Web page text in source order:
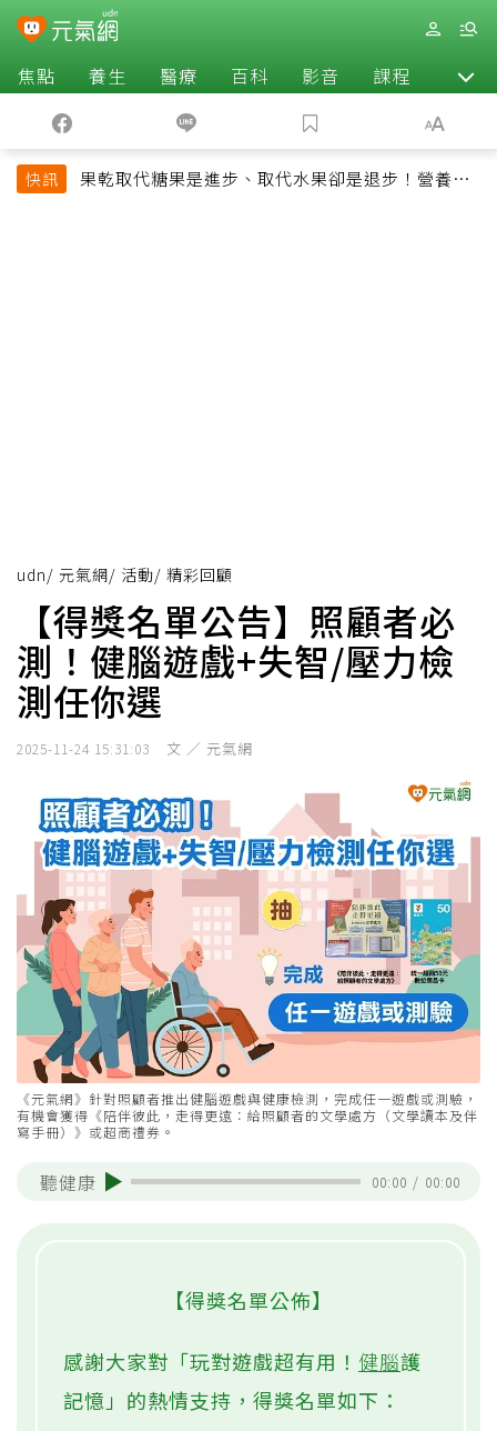
焦點 養生 醫療 百科 影音 課程 退休
快訊
果乾取代糖果是進步、取代水果卻是退步！營養師
udn/ 元氣網/ 活動/ 精彩回顧
【得獎名單公告】照顧者必
測！健腦遊戲+失智/壓力檢
測任你選
2025-11-24 15:31:03 文 ／ 元氣網
《元氣網》針對照顧者推出健腦遊戲與健康檢測，完成任一遊戲或測驗，
有機會獲得《陪伴彼此，走得更遠：給照顧者的文學處方（文學讀本及伴
寫手冊）》或超商禮券。
聽健康 00:00 / 00:00
【得獎名單公佈】
感謝大家對「玩對遊戲超有用！ 健腦護
記憶」的熱情支持，得獎名單如下：